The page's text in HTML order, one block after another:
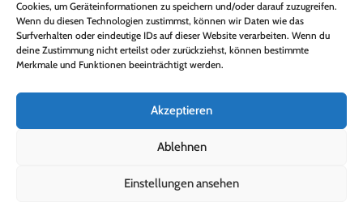
Cookies, um Geräteinformationen zu speichern und/oder darauf zuzugreifen.
Wenn du diesen Technologien zustimmst, können wir Daten wie das
Surfverhalten oder eindeutige IDs auf dieser Website verarbeiten. Wenn du
deine Zustimmung nicht erteilst oder zurückziehst, können bestimmte
Merkmale und Funktionen beeinträchtigt werden.
Akzeptieren
Ablehnen
Einstellungen ansehen